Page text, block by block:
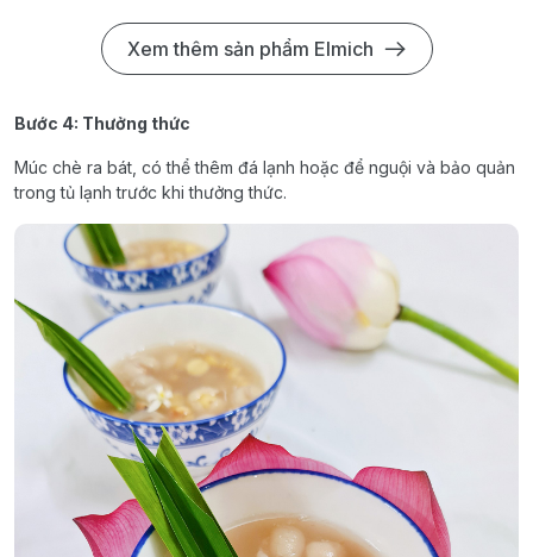
Xem thêm sản phẩm Elmich
Bước 4: Thưởng thức
Múc chè ra bát, có thể thêm đá lạnh hoặc để nguội và bảo quản
trong tủ lạnh trước khi thưởng thức.